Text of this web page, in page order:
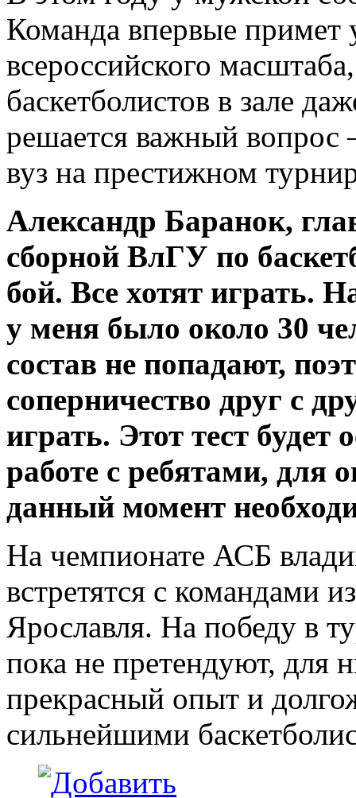
Команда впервые примет
всероссийского
баскетболистов в зале
решается важный вопрос
вуз на престижном
Александр Баранок,
сборной ВлГУ по
бой. Все хотят играть.
у меня было около 30
состав не попадают,
соперничество друг с
играть. Этот тест
работе с ребятами, для
данный момент
На чемпионате АСБ
встретятся с командами
Ярославля. На победу в
пока не претендуют, для
прекрасный опыт и
сильнейшими